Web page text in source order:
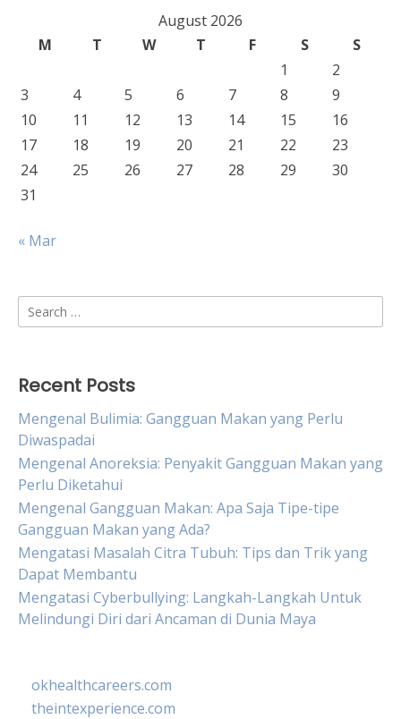
August 2026
M
T W T F S
S
1
2
3
4 5 6 7 8
9
10
11 12 13 14 15
16
17
18 19 20 21 22
23
24
25 26 27 28 29
30
31
« Mar
Search
for:
Recent Posts
Mengenal Bulimia: Gangguan Makan yang Perlu
Diwaspadai
Mengenal Anoreksia: Penyakit Gangguan Makan yang
Perlu Diketahui
Mengenal Gangguan Makan: Apa Saja Tipe-tipe
Gangguan Makan yang Ada?
Mengatasi Masalah Citra Tubuh: Tips dan Trik yang
Dapat Membantu
Mengatasi Cyberbullying: Langkah-Langkah Untuk
Melindungi Diri dari Ancaman di Dunia Maya
okhealthcareers.com
theintexperience.com